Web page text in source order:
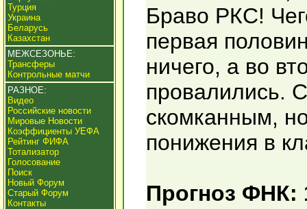
Турция
Украина
Беларусь
Казахстан
МЕЖСЕЗОНЬЕ:
Трансферы
Контрольные матчи
РАЗНОЕ:
Видео
Российские новости
Мировые Новости
Коэффициенты УЕФА
Рейтинг ФИФА
Тотализатор
Голосование
Поиск
Новый Форум
Старый Форум
Контакты
Браво РКС!
первая
ничего, а во
провалились.
скомканным,
понижения в
Прогноз ФНК: